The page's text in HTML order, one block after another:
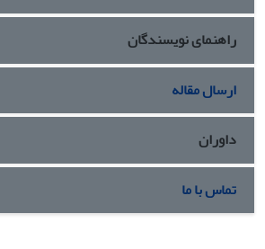
حوزۀ روابط کارمند ـ سازمان در نظر گرفته شود.
راهنمای نویسندگان
ارسال مقاله
داوران
تماس با ما